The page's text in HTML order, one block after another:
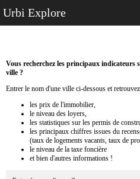
Urbi Explore
Vous recherchez les principaux indicateurs
ville ?
Entrer le nom d'une ville ci-dessous et
les prix de l'immobilier,
le niveau des loyers,
les statistiques sur les permis de
les principaux chiffres issues du
(taux de logements vacants, taux de
le niveau de la taxe foncière
et bien d'autres informations !